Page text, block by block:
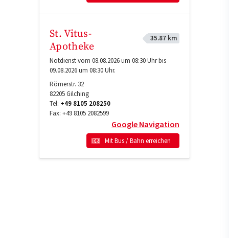
St. Vitus-
Apotheke
35.87 km
Notdienst vom 08.08.2026 um 08:30 Uhr bis
09.08.2026 um 08:30 Uhr.
Römerstr. 32
82205Gilching
Tel: +49 8105 208250
Fax: +49 8105 2082599
Google Navigation
Mit Bus / Bahn erreichen